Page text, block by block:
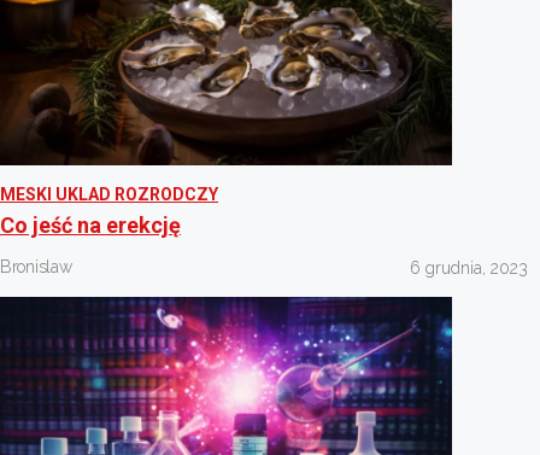
MESKI UKLAD ROZRODCZY
Co jeść na erekcję
Bronislaw 6 grudnia, 2023